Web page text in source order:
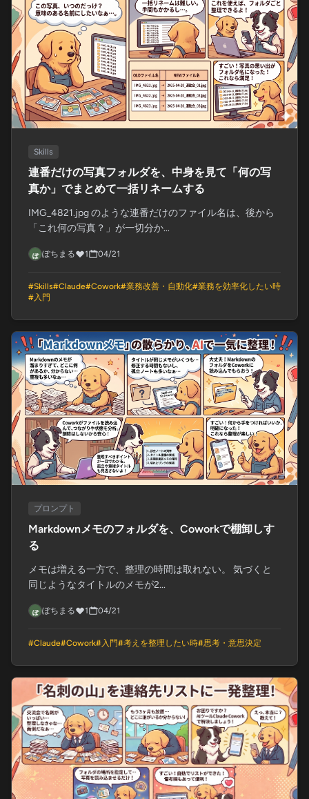
Skills
連番だけの写真フォルダを、中身を見て「何の写
真か」でまとめて一括リネームする
IMG_4821.jpg のような連番だけのファイル名は、後から
「これ何の写真？」が一切分か...
ぽちまる 1 04/21
#Skills#Claude#Cowork#業務改善・自動化#業務を効率化したい時
#入門
プロンプト
Markdownメモのフォルダを、Coworkで棚卸しす
る
メモは増える一方で、整理の時間は取れない。 気づくと
同じようなタイトルのメモが2...
ぽちまる 1 04/21
#Claude#Cowork# 入門#考えを整理したい時#思考・意思決定